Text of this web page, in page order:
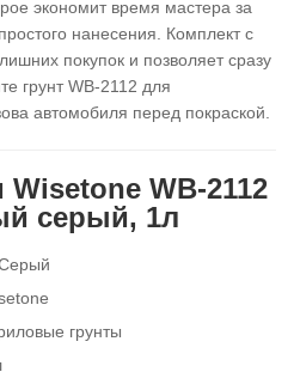
экономит время мастера за
нанесения. Комплект с
покупок и позволяет сразу
грунт WB-2112 для
автомобиля перед покраской.
Wisetone WB-2112
серый, 1л
грунты